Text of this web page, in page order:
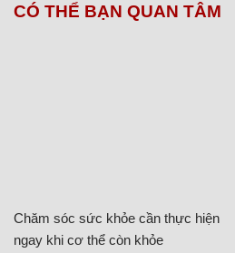
CÓ THỂ BẠN QUAN TÂM
Chăm sóc sức khỏe cần thực hiện
ngay khi cơ thể còn khỏe